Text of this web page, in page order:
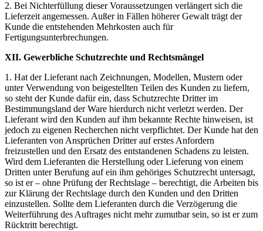
2. Bei Nichterfüllung dieser Voraussetzungen verlängert sich die
Lieferzeit angemessen. Außer in Fällen höherer Gewalt trägt der
Kunde die entstehenden Mehrkosten auch für
Fertigungsunterbrechungen.
XII. Gewerbliche Schutzrechte und Rechtsmängel
1. Hat der Lieferant nach Zeichnungen, Modellen, Mustern oder
unter Verwendung von beigestellten Teilen des Kunden zu liefern,
so steht der Kunde dafür ein, dass Schutzrechte Dritter im
Bestimmungsland der Ware hierdurch nicht verletzt werden. Der
Lieferant wird den Kunden auf ihm bekannte Rechte hinweisen, ist
jedoch zu eigenen Recherchen nicht verpflichtet. Der Kunde hat den
Lieferanten von Ansprüchen Dritter auf erstes Anfordern
freizustellen und den Ersatz des entstandenen Schadens zu leisten.
Wird dem Lieferanten die Herstellung oder Lieferung von einem
Dritten unter Berufung auf ein ihm gehöriges Schutzrecht untersagt,
so ist er – ohne Prüfung der Rechtslage – berechtigt, die Arbeiten bis
zur Klärung der Rechtslage durch den Kunden und den Dritten
einzustellen. Sollte dem Lieferanten durch die Verzögerung die
Weiterführung des Auftrages nicht mehr zumutbar sein, so ist er zum
Rücktritt berechtigt.